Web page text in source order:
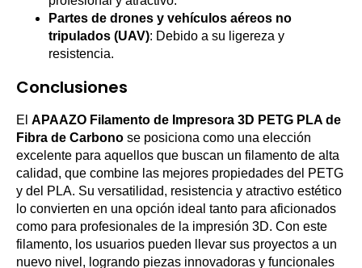
Partes de drones y vehículos aéreos no
tripulados (UAV): Debido a su ligereza y
resistencia.
Conclusiones
El APAAZO Filamento de Impresora 3D PETG PLA de
Fibra de Carbono se posiciona como una elección
excelente para aquellos que buscan un filamento de alta
calidad, que combine las mejores propiedades del PETG
y del PLA. Su versatilidad, resistencia y atractivo estético
lo convierten en una opción ideal tanto para aficionados
como para profesionales de la impresión 3D. Con este
filamento, los usuarios pueden llevar sus proyectos a un
nuevo nivel, logrando piezas innovadoras y funcionales